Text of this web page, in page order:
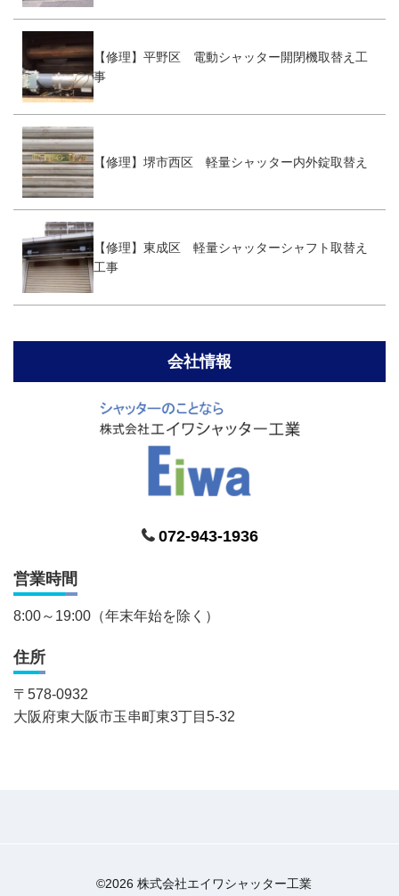
【修理】平野区 電動シャッター開閉機取替え工
事
【修理】堺市西区 軽量シャッター内外錠取替え
【修理】東成区 軽量シャッターシャフト取替え
工事
会社情報
072-943-1936
営業時間
8:00～19:00（年末年始を除く）
住所
〒 578-0932
大阪府東大阪市玉串町東3丁目5-32
©2026 株式会社エイワシャッター工業